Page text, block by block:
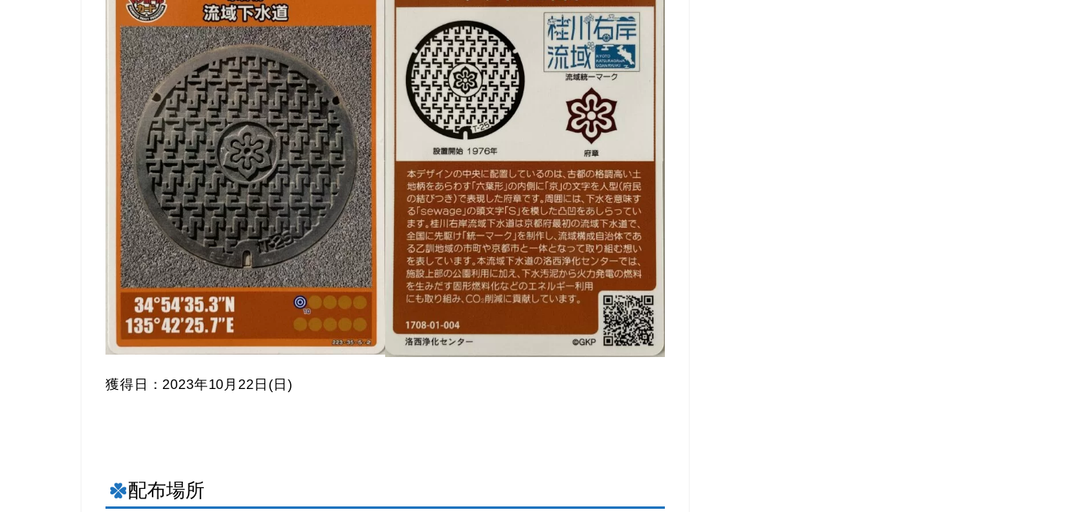
獲得日：2023年10月22日(日)
配布場所